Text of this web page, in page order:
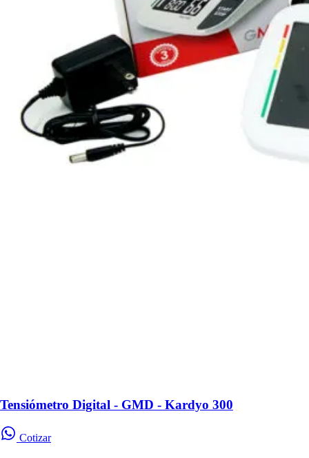
Tensiómetro Digital - GMD - Kardyo 300
Cotizar